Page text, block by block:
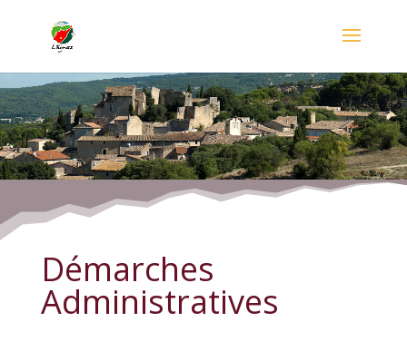
Démarches Administratives
Démarches
Administratives